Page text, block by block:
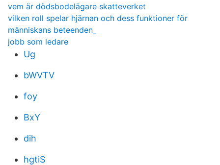
vem är dödsbodelägare skatteverket
vilken roll spelar hjärnan och dess funktioner för
människans beteenden_
jobb som ledare
Ug
bWVTV
foy
BxY
dih
hgtiS